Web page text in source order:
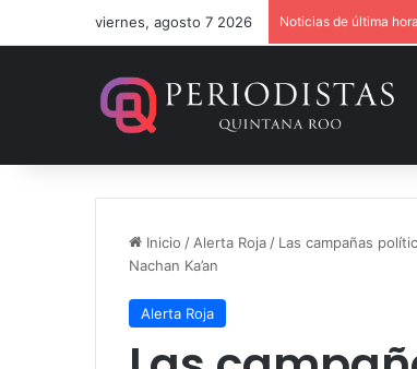
viernes, agosto 7 2026 Noticias de última hora
Inicio / Alerta Roja / Las campañas
Nachan Ka’an
Alerta Roja